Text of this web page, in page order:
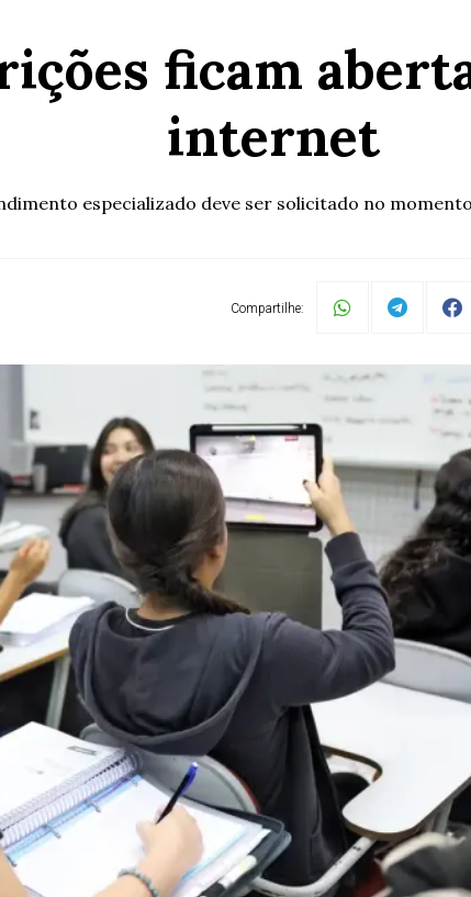
ficam
internet
especializado deve ser solicitado no
Compartilhe: